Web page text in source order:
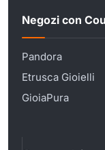
Negozi con
Pandora
Etrusca Gioielli
GioiaPura